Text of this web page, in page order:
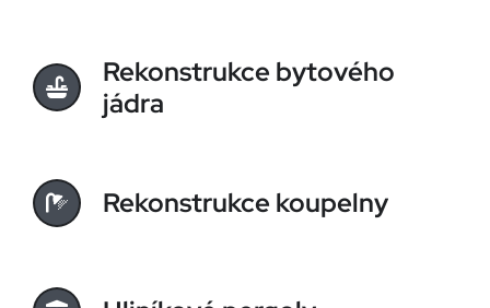
Rekonstrukce bytového
jádra
Rekonstrukce koupelny